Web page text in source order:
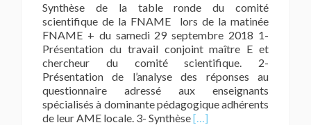
Synthèse de la table ronde du comité
scientifique de la FNAME lors de la matinée
FNAME + du samedi 29 septembre 2018 1-
Présentation du travail conjoint maître E et
chercheur du comité scientifique. 2-
Présentation de l’analyse des réponses au
questionnaire adressé aux enseignants
spécialisés à dominante pédagogique adhérents
de leur AME locale. 3- SynthèseEn
[…]